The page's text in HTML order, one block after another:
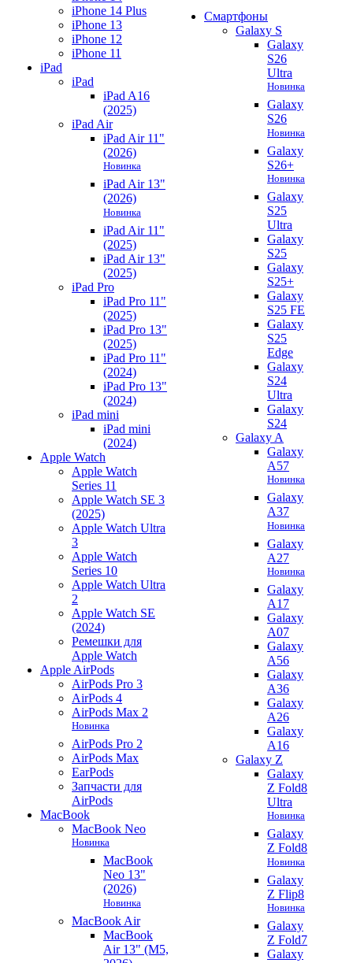
iPhone 14 Plus
iPhone 13
iPhone 12
iPhone 11
iPad
iPad
iPad A16
(2025)
iPad Air
iPad Air 11"
(2026)
Новинка
iPad Air 13"
(2026)
Новинка
iPad Air 11"
(2025)
iPad Air 13"
(2025)
iPad Pro
iPad Pro 11"
(2025)
iPad Pro 13"
(2025)
iPad Pro 11"
(2024)
iPad Pro 13"
(2024)
iPad mini
iPad mini
(2024)
Apple Watch
Apple Watch
Series 11
Apple Watch SE 3
(2025)
Apple Watch Ultra
3
Apple Watch
Series 10
Apple Watch Ultra
2
Apple Watch SE
(2024)
Ремешки для
Apple Watch
Apple AirPods
AirPods Pro 3
AirPods 4
AirPods Max 2
Новинка
AirPods Pro 2
AirPods Max
EarPods
Запчасти для
AirPods
MacBook
MacBook Neo
Новинка
MacBook
Neo 13"
(2026)
Новинка
MacBook Air
MacBook
Air 13" (M5,
Смартфоны
Galaxy S
Galaxy
S26
Ultra
Новинка
Galaxy
S26
Новинка
Galaxy
S26+
Новинка
Galaxy
S25
Ultra
Galaxy
S25
Galaxy
S25+
Galaxy
S25 FE
Galaxy
S25
Edge
Galaxy
S24
Ultra
Galaxy
S24
Galaxy A
Galaxy
A57
Новинка
Galaxy
A37
Новинка
Galaxy
A27
Новинка
Galaxy
A17
Galaxy
A07
Galaxy
A56
Galaxy
A36
Galaxy
A26
Galaxy
A16
Galaxy Z
Galaxy
Z Fold8
Ultra
Новинка
Galaxy
Z Fold8
Новинка
Galaxy
Z Flip8
Новинка
Galaxy
Z Fold7
Galaxy